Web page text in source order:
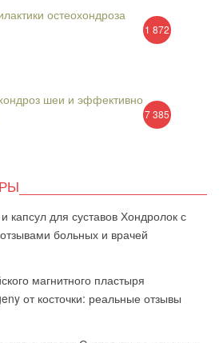
остеохондроза
1 872
шеи и эффективно
7 385
капсул для суставов Хондролок с
больных и врачей
магнитного пластыря
от косточки: реальные отзывы